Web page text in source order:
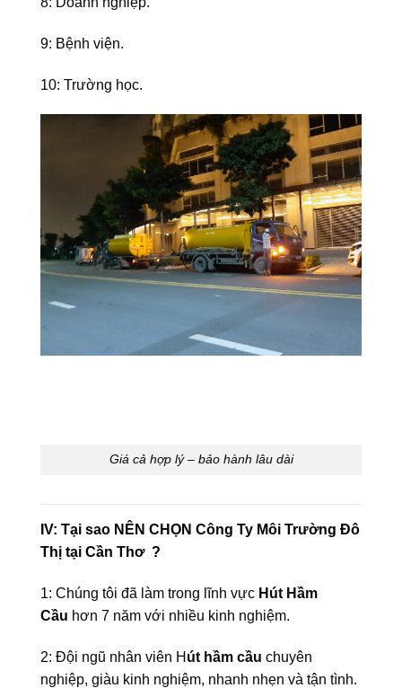
9: Bệnh viện.
10: Trường học.
Giá cả hợp lý – bảo hành lâu dài
IV: Tại sao NÊN CHỌN Công Ty Môi Trường Đô
Thị tại Cần Thơ ?
1: Chúng tôi đã làm trong lĩnh vực Hút Hầm
Cầu hơn 7 năm với nhiều kinh nghiệm.
2: Đội ngũ nhân viên H út hầm cầu chuyên
nghiệp, giàu kinh nghiệm, nhanh nhẹn và tận tình.